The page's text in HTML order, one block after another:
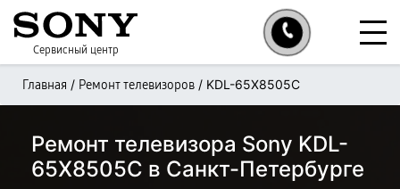
Сервисный центр
Главная / Ремонт телевизоров / KDL-65X8505C
Ремонт телевизора Sony KDL-
65X8505C в Санкт-Петербурге